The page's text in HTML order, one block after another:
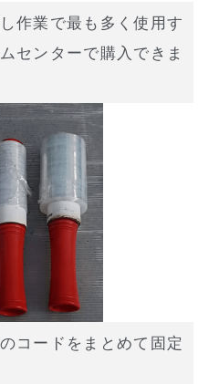
作業で最も多く使用す
センターで購入できま
コードをまとめて固定